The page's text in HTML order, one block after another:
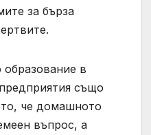
за бърза
в
също
че домашното
въпрос, а